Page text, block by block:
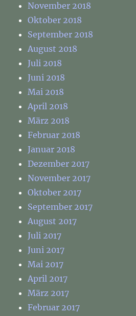
November 2018
Oktober 2018
September 2018
August 2018
Juli 2018
Juni 2018
Mai 2018
April 2018
März 2018
Februar 2018
Januar 2018
Dezember 2017
November 2017
Oktober 2017
September 2017
August 2017
Juli 2017
Juni 2017
Mai 2017
April 2017
März 2017
Februar 2017